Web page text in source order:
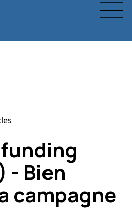
- Bien
campagne